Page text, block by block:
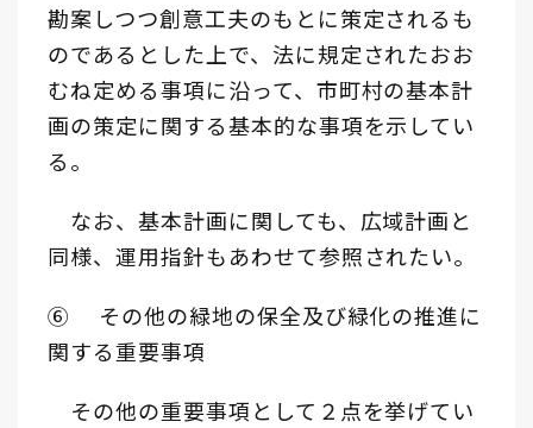
勘案しつつ創意工夫のもとに策定されるも
のであるとした上で、法に規定されたおお
むね定める事項に沿って、市町村の基本計
画の策定に関する基本的な事項を示してい
る。
なお、基本計画に関しても、広域計画と
同様、運用指針もあわせて参照されたい。
⑥ その他の緑地の保全及び緑化の推進に
関する重要事項
その他の重要事項として２点を挙げてい